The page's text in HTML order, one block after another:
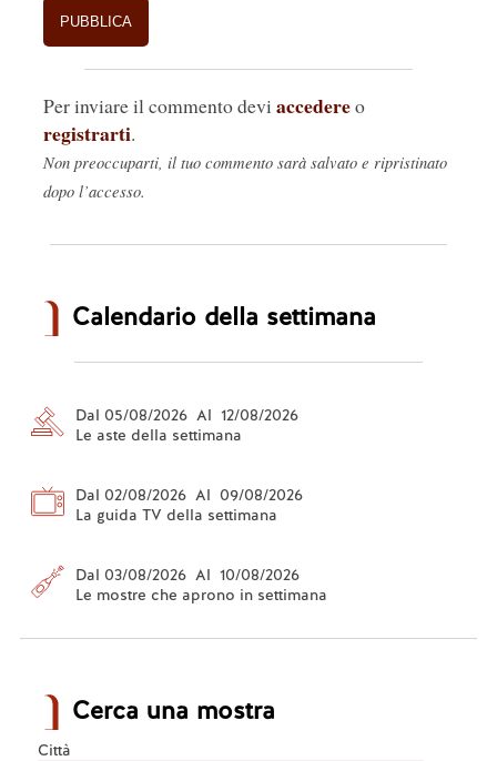
Per inviare il commento devi accedereo
registrarti.
Non preoccuparti, il tuo commento sarà salvato e ripristinato
dopo l’accesso.
Calendario della settimana
Dal 05/08/2026 Al 12/08/2026
Le aste della settimana
Dal 02/08/2026 Al 09/08/2026
La guida TV della settimana
Dal 03/08/2026 Al 10/08/2026
Le mostre che aprono in settimana
Cerca una mostra
Città